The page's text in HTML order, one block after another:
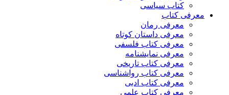
کتاب سیاسی
معرفی کتاب
معرفی رمان
معرفی داستان کوتاه
معرفی کتاب فلسفی
معرفی نمایشنامه
معرفی کتاب تاریخی
معرفی کتاب رواشناسی
معرفی کتاب ادبی
معرفی کتاب علمی